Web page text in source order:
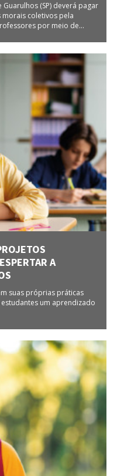
(SP) deverá pagar
morais coletivos pela
por meio de...
A
suas próprias práticas
um aprendizado